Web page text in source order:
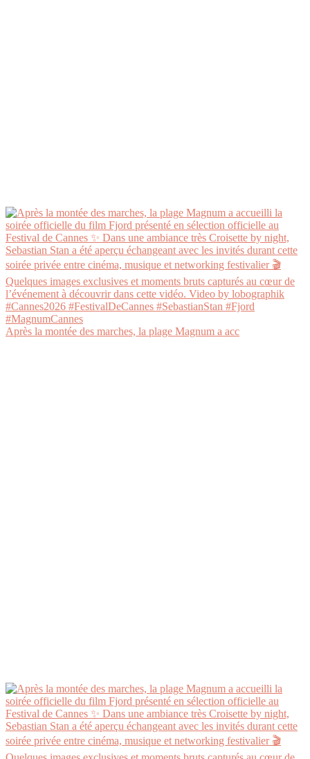
Après la montée des marches, la plage Magnum a acc